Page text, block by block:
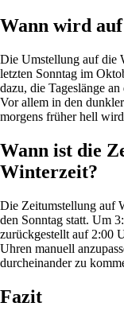
Wann wird
Die Umstellung auf die
letzten Sonntag im
dazu, die Tageslänge
Vor allem in den
morgens früher hell
Wann ist die
Winterzeit?
Die Zeitumstellung auf
den Sonntag statt. Um
zurückgestellt auf 2:00
Uhren manuell
durcheinander zu
Fazit